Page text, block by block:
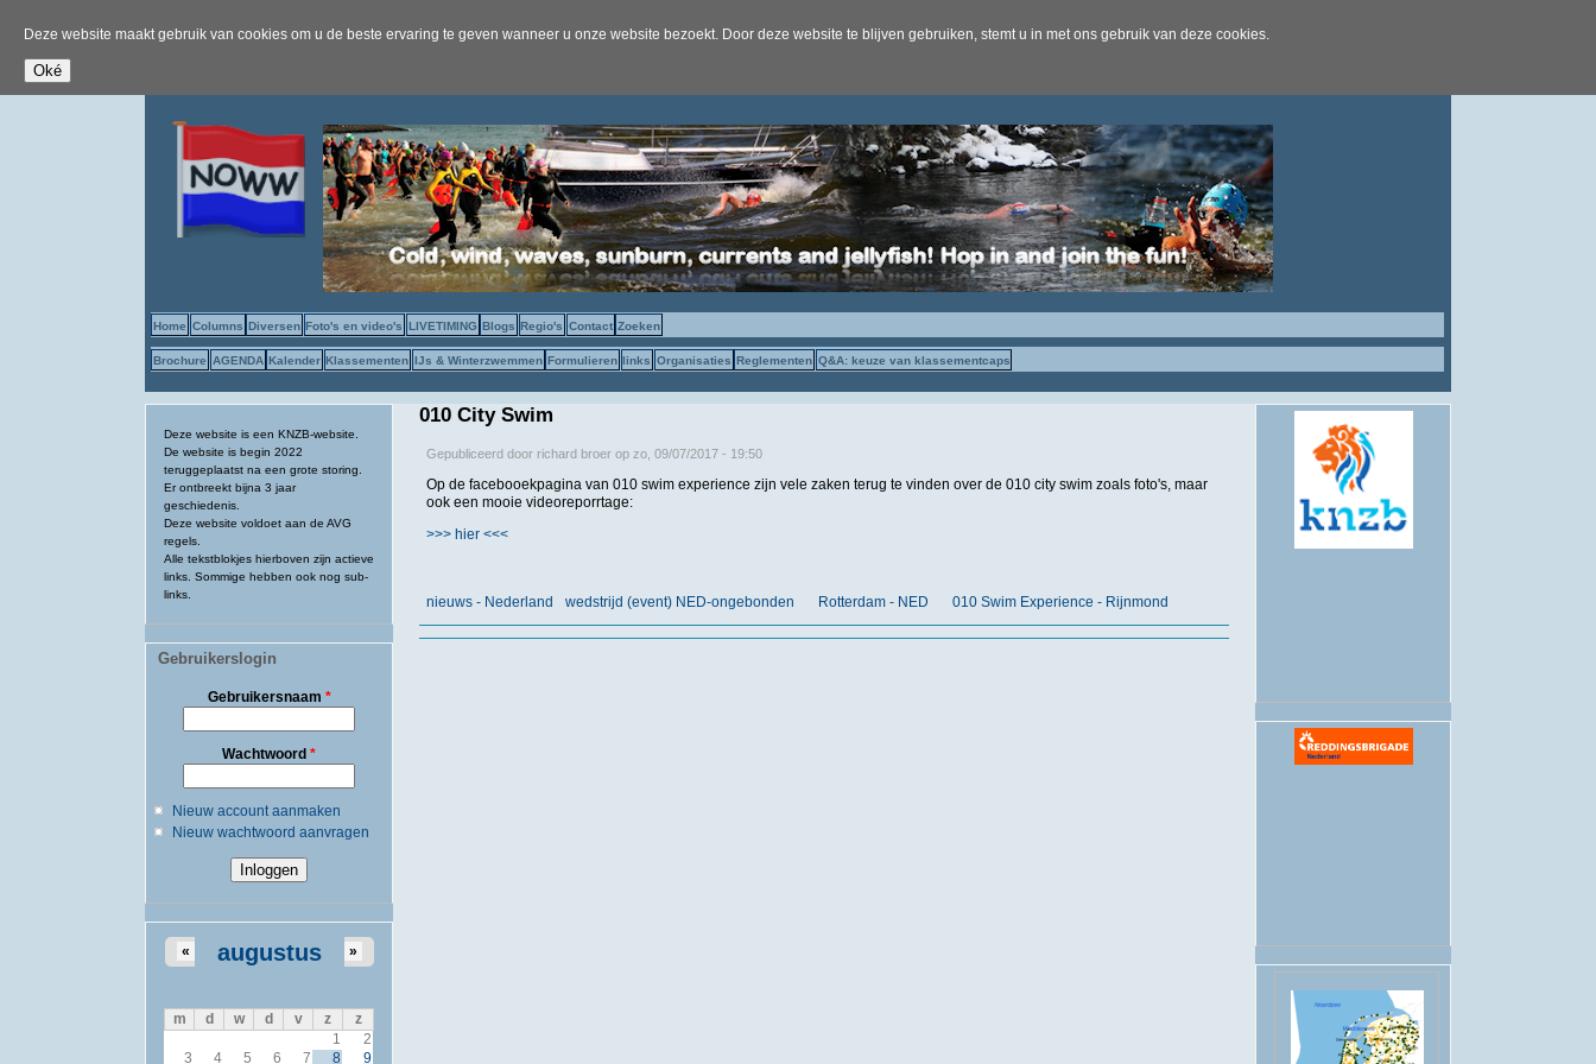
Deze website maakt gebruik van cookies om u de beste ervaring te geven wanneer u onze website bezoekt. Door deze website te blijven gebruiken, stemt u in met ons gebruik van deze cookies.
Home Columns Diversen Foto's en video's LIVETIMING Blogs Regio's Contact Zoeken
Brochure AGENDA Kalender Klassementen IJs & Winterzwemmen Formulieren links Organisaties Reglementen Q&A: keuze van klassementcaps
Deze website is een KNZB-website.
De website is begin 2022
teruggeplaatst na een grote storing.
Er ontbreekt bijna 3 jaar
geschiedenis.
Deze website voldoet aan de AVG
regels.
Alle tekstblokjes hierboven zijn actieve
links. Sommige hebben ook nog sub-
links.
Gebruikerslogin
Gebruikersnaam *
Wachtwoord *
Nieuw account aanmaken
Nieuw wachtwoord aanvragen
augustus
« »
m d w d v z
z
1
2
3
4 5 6 7 8
9
010 City Swim
Gepubliceerd door richard broerop zo, 09/07/2017 - 19:50
Op de facebooekpagina van 010 swim experience zijn vele zaken terug te vinden over de 010 city swim zoals foto's, maar
ook een mooie videoreporrtage:
>>> hier <<<
nieuws - Nederland wedstrijd (event) NED-ongebonden Rotterdam - NED 010 Swim Experience - Rijnmond